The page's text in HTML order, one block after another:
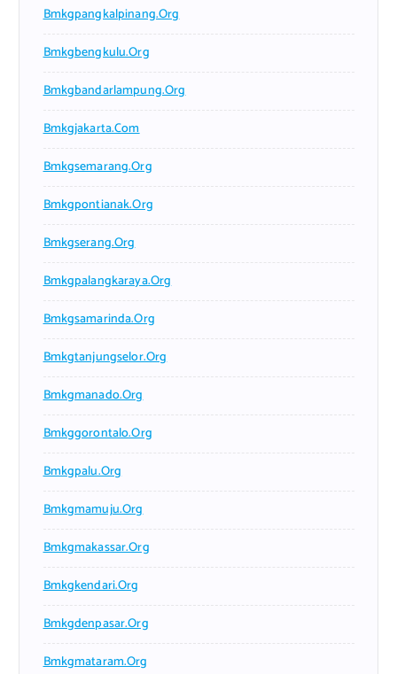
Bmkgpangkalpinang.org
Bmkgbengkulu.org
Bmkgbandarlampung.org
Bmkgjakarta.com
Bmkgsemarang.org
Bmkgpontianak.org
Bmkgserang.org
Bmkgpalangkaraya.org
Bmkgsamarinda.org
Bmkgtanjungselor.org
Bmkgmanado.org
Bmkggorontalo.org
Bmkgpalu.org
Bmkgmamuju.org
Bmkgmakassar.org
Bmkgkendari.org
Bmkgdenpasar.org
Bmkgmataram.org